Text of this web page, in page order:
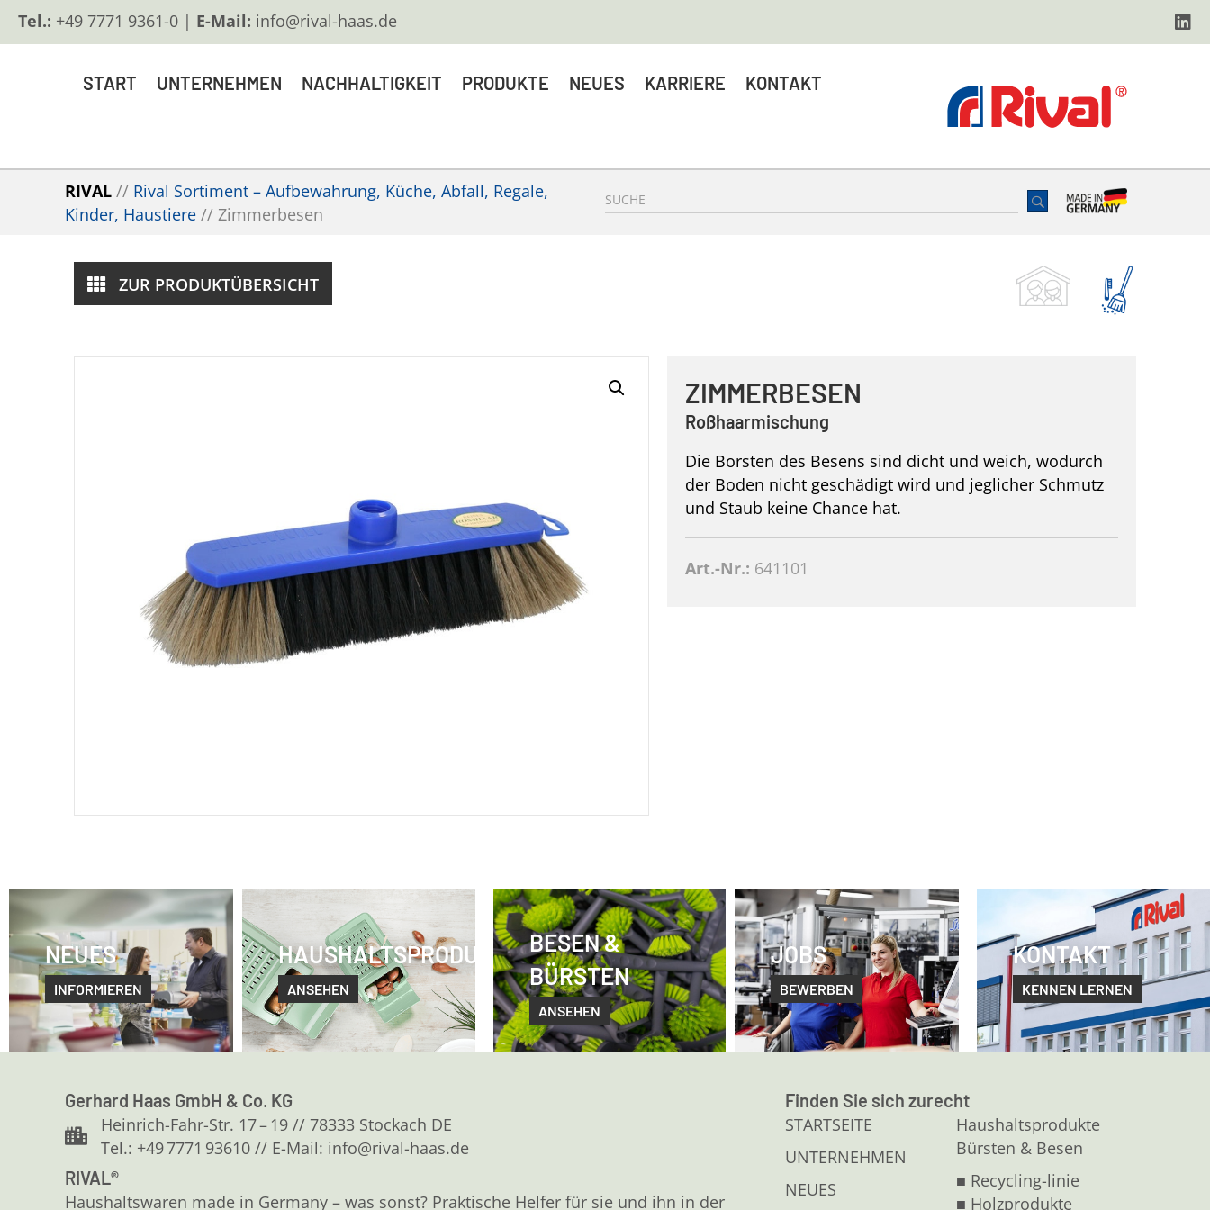
Tel.: +49 7771 9361-0 | E-Mail: info@rival-haas.de
START UNTERNEHMEN NACHHALTIGKEIT PRODUKTE NEUES KARRIERE KONTAKT
RIVAL // Rival Sortiment – Aufbewahrung, Küche, Abfall, Regale,
Kinder, Haustiere // Zimmerbesen
ZUR PRODUKTÜBERSICHT
ZIMMERBESEN
Roßhaarmischung
Die Borsten des Besens sind dicht und weich, wodurch
der Boden nicht geschädigt wird und jeglicher Schmutz
und Staub keine Chance hat.
Art.-Nr.: 641101
NEUES
INFORMIEREN
HAUSHALTSPRODUKTE
ANSEHEN
BESEN &
BÜRSTEN
ANSEHEN
JOBS
BEWERBEN
KONTAKT
KENNEN LERNEN
Gerhard Haas GmbH & Co. KG
Heinrich-Fahr-Str. 17 – 19 // 78333 Stockach DE
Tel.: +49 7771 93610 // E-Mail: info@rival-haas.de
RIVAL®
Haushaltswaren made in Germany – was sonst? Praktische Helfer für sie und ihn in der
Finden Sie sich zurecht
STARTSEITE
UNTERNEHMEN
NEUES
Haushaltsprodukte
Bürsten & Besen
■ Recycling-linie
■ Holzprodukte